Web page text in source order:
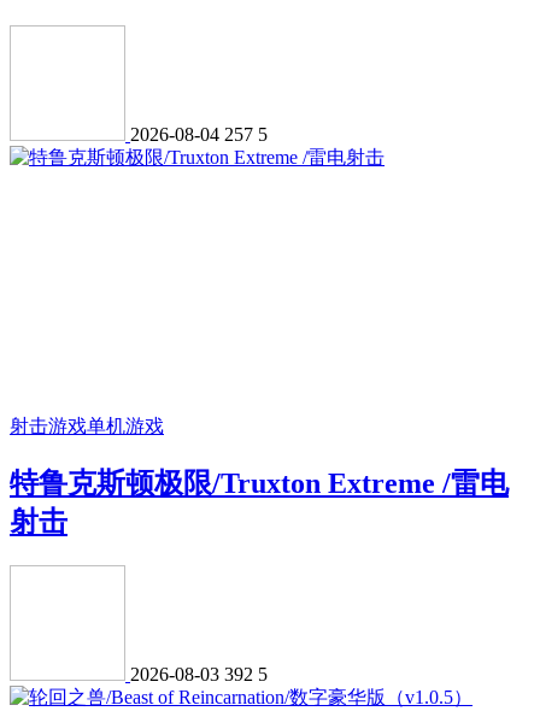
2026-08-04 257 5
射击游戏单机游戏
特鲁克斯顿极限/Truxton Extreme /雷电
射击
2026-08-03 392 5